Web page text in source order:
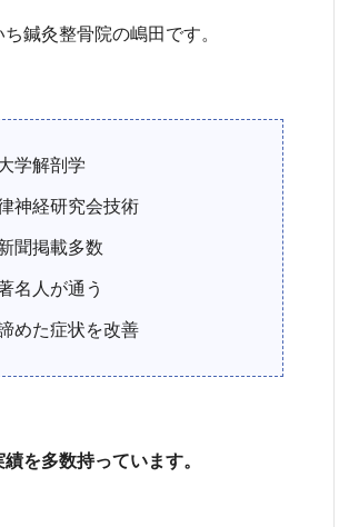
鍼灸整骨院の嶋田です。
学解剖学
神経研究会技術
聞掲載多数
名人が通う
めた症状を改善
を多数持っています。